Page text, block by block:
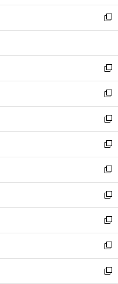
開
く
ウ
で
開
ン
ド
ウ
開
く
ウ
ィ
ン
ウ
で
開
く
し
い
ウ
ン
ド
ウ
で
開
く
新
し
ウ
ィ
ン
ド
ウ
で
開
く
新
し
い
ウ
ィ
ン
ド
ウ
で
開
く
新
し
い
ウ
ィ
ン
ド
ウ
で
開
く
新
し
い
ウ
ィ
ン
ド
ウ
で
開
く
新
し
い
ウ
ィ
ン
ド
ウ
で
開
く
新
し
い
ウ
ィ
ン
ド
ウ
で
新
し
い
ウ
ィ
ン
ド
新
し
い
ウ
ィ
新
し
い
新